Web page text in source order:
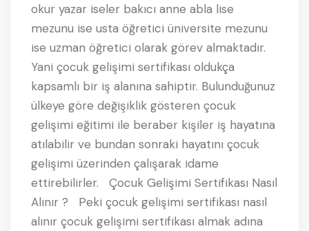
okur yazar iseler bakıcı anne abla lise
mezunu ise usta öğretici üniversite mezunu
ise uzman öğretici olarak görev almaktadır.
Yani çocuk gelişimi sertifikası oldukça
kapsamlı bir iş alanına sahiptir. Bulunduğunuz
ülkeye göre değişiklik gösteren çocuk
gelişimi eğitimi ile beraber kişiler iş hayatına
atılabilir ve bundan sonraki hayatını çocuk
gelişimi üzerinden çalışarak idame
ettirebilirler. Çocuk Gelişimi Sertifikası Nasıl
Alınır ? Peki çocuk gelişimi sertifikası nasıl
alınır çocuk gelişimi sertifikası almak adına